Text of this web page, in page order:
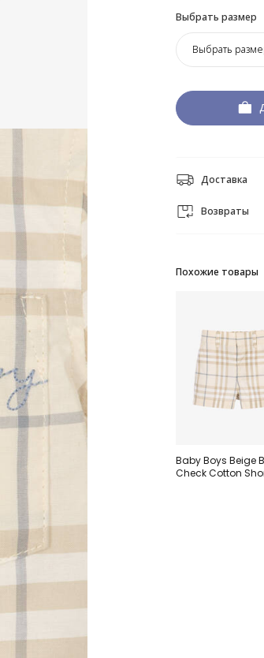
Выбрать размер
Выбрать
Доставка
Возвраты
Похожие товары
Baby Boys Beige
Check Cotton